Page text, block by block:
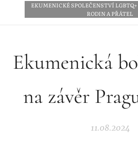
EKUMENICKÉ SPOLEČENSTVÍ
RODIN A PŘÁTEL
Ekumenická
na závěr
11.08.2024